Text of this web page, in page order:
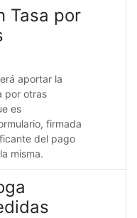
Tasa por
aportar la
por otras
es
firmada
del pago
misma.